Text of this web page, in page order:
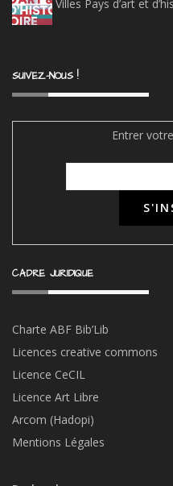
Villes Pays d’art et
SUIVEZ-NOUS !
Entrer
CADRE JURIDIQUE
Charte ABF Bib’Lib
Licences creative commons
Licence CeCIL
Licence Art Libre
Arcom (Hadopi)
Mentions Légales